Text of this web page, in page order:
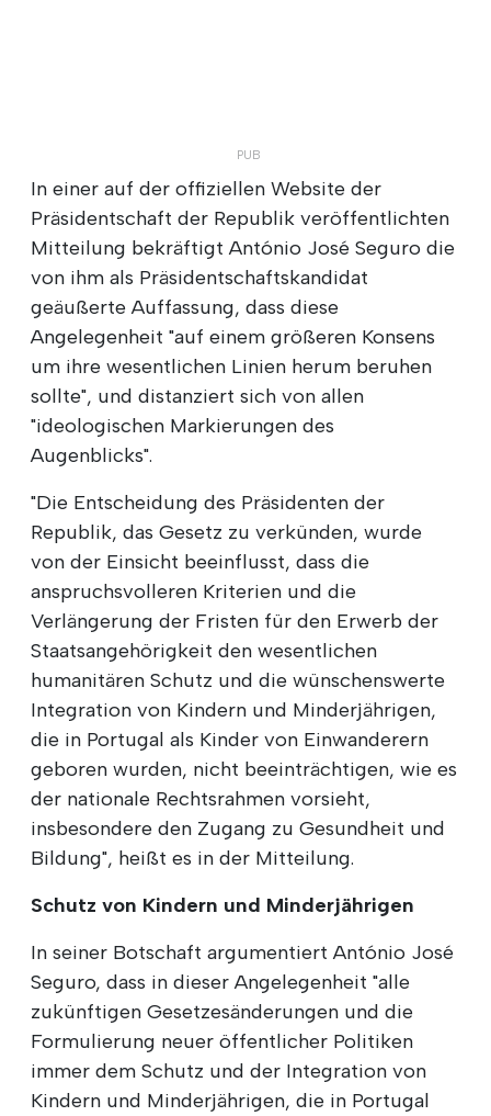
In einer auf der offiziellen Website der
Präsidentschaft der Republik veröffentlichten
Mitteilung bekräftigt António José Seguro die
von ihm als Präsidentschaftskandidat
geäußerte Auffassung, dass diese
Angelegenheit "auf einem größeren Konsens
um ihre wesentlichen Linien herum beruhen
sollte", und distanziert sich von allen
"ideologischen Markierungen des
Augenblicks".
"Die Entscheidung des Präsidenten der
Republik, das Gesetz zu verkünden, wurde
von der Einsicht beeinflusst, dass die
anspruchsvolleren Kriterien und die
Verlängerung der Fristen für den Erwerb der
Staatsangehörigkeit den wesentlichen
humanitären Schutz und die wünschenswerte
Integration von Kindern und Minderjährigen,
die in Portugal als Kinder von Einwanderern
geboren wurden, nicht beeinträchtigen, wie es
der nationale Rechtsrahmen vorsieht,
insbesondere den Zugang zu Gesundheit und
Bildung", heißt es in der Mitteilung.
Schutz von Kindern und Minderjährigen
In seiner Botschaft argumentiert António José
Seguro, dass in dieser Angelegenheit "alle
zukünftigen Gesetzesänderungen und die
Formulierung neuer öffentlicher Politiken
immer dem Schutz und der Integration von
Kindern und Minderjährigen, die in Portugal